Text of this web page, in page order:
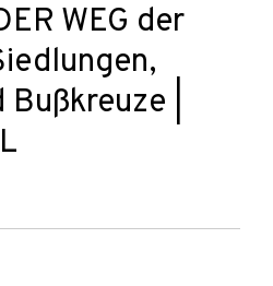
WEG der
|